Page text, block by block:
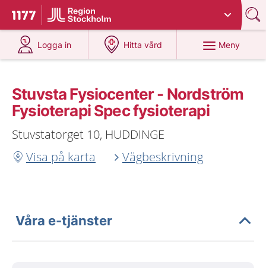
Till startsidan för 1177
Du har valt region
Logga in
på 1177.se
Hitta vård
på 1177.se
Meny
Stuvsta Fysiocenter - Nordström
Fysioterapi Spec fysioterapi
Stuvstatorget 10, HUDDINGE
Visa på karta
Vägbeskrivning
Våra e-tjänster